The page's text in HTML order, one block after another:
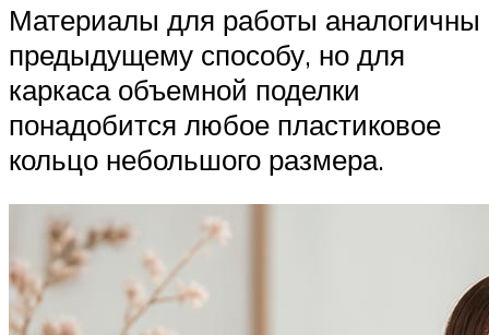
Материалы для работы аналогичны
предыдущему способу, но для
каркаса объемной поделки
понадобится любое пластиковое
кольцо небольшого размера.